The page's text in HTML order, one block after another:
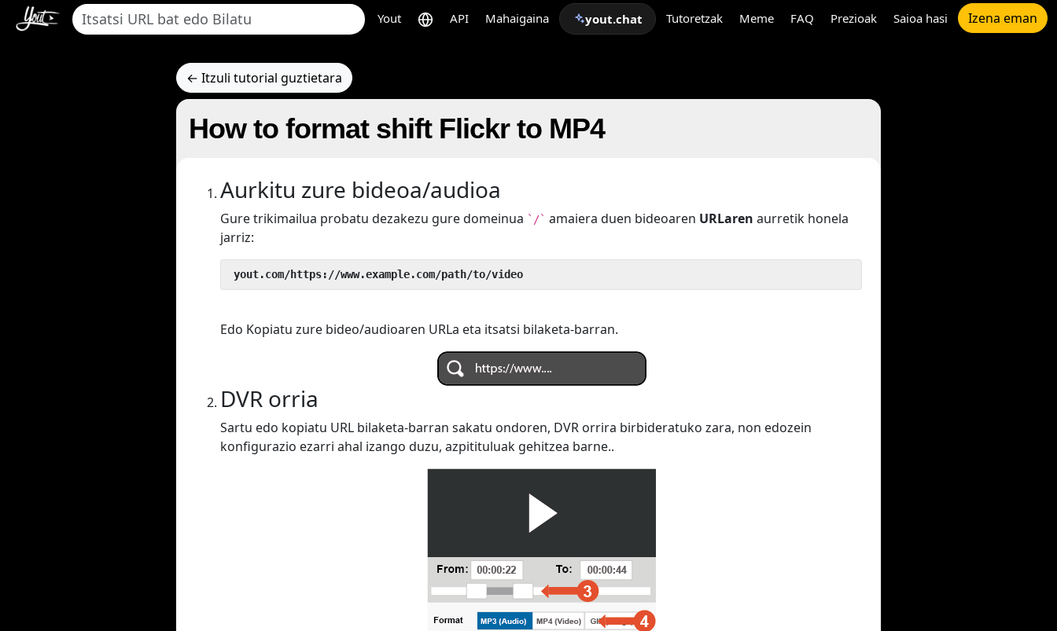
Yout API Mahaigaina yout.chat Tutoretzak Meme FAQ Prezioak Saioa hasi Izena eman
← Itzuli tutorial guztietara
How to format shift Flickr to MP4
Aurkitu zure bideoa/audioa
Gure trikimailua probatu dezakezu gure domeinua `/` amaiera duen bideoaren URLaren aurretik honela
jarriz:
yout.com/https://www.example.com/path/to/video
Edo Kopiatu zure bideo/audioaren URLa eta itsatsi bilaketa-barran.
DVR orria
Sartu edo kopiatu URL bilaketa-barran sakatu ondoren, DVR orrira birbideratuko zara, non edozein
konfigurazio ezarri ahal izango duzu, azpitituluak gehitzea barne..